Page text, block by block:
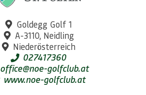
Goldegg Golf 1
A-3110, Neidling
Niederösterreich
027417360
office@noe-golfclub.at
www.noe-golfclub.at